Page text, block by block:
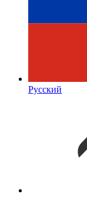
Русский